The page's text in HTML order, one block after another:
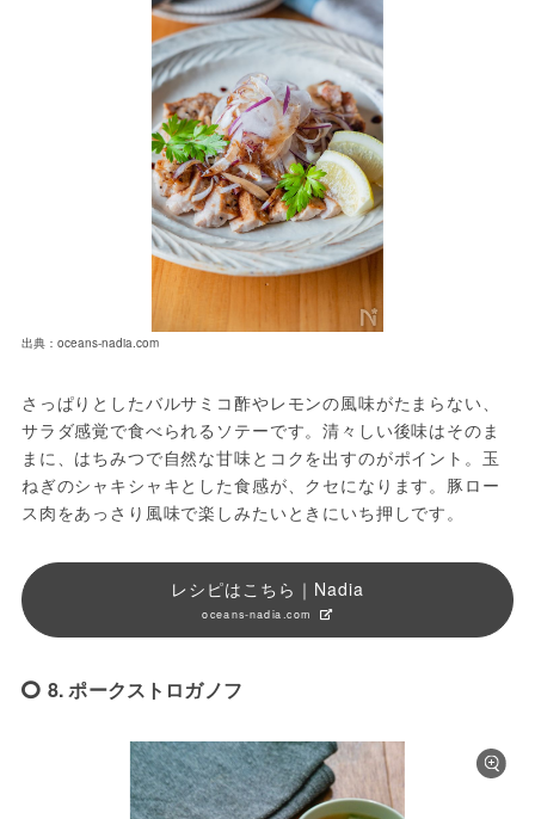
出典：oceans-nadia.com
さっぱりとしたバルサミコ酢やレモンの風味がたまらない、
サラダ感覚で食べられるソテーです。清々しい後味はそのま
まに、はちみつで自然な甘味とコクを出すのがポイント。玉
ねぎのシャキシャキとした食感が、クセになります。豚ロー
ス肉をあっさり風味で楽しみたいときにいち押しです。
レシピはこちら｜Nadia
oceans-nadia.com
8. ポークストロガノフ